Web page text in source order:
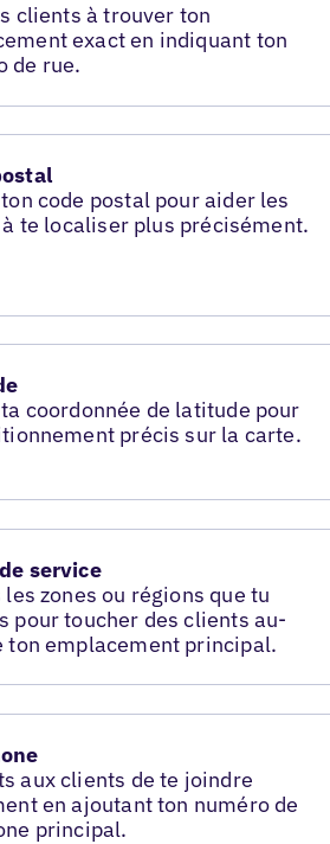
clients à trouver ton
exact en indiquant ton
de rue.
code postal pour aider les
te localiser plus précisément.
coordonnée de latitude pour
précis sur la carte.
service
zones ou régions que tu
pour toucher des clients au-
ton emplacement principal.
aux clients de te joindre
en ajoutant ton numéro de
principal.